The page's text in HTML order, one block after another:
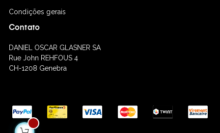
Condições gerais
Contato
DANIEL OSCAR GLASNER SA
Rue John REHFOUS 4
CH-1208 Genebra